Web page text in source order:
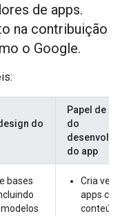
de apps.
na contribuição
o Google.
do
Papel de
do
do app
bases
Cria
apps